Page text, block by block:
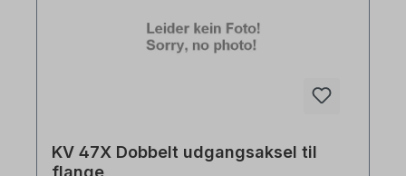
KV 47X Dobbelt udgangsaksel til
flange